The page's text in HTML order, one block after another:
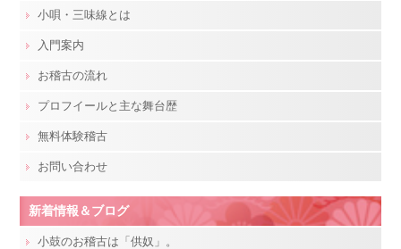
小唄・三味線とは
入門案内
お稽古の流れ
プロフイールと主な舞台歴
無料体験稽古
お問い合わせ
新着情報＆ブログ
小鼓のお稽古は「供奴」。